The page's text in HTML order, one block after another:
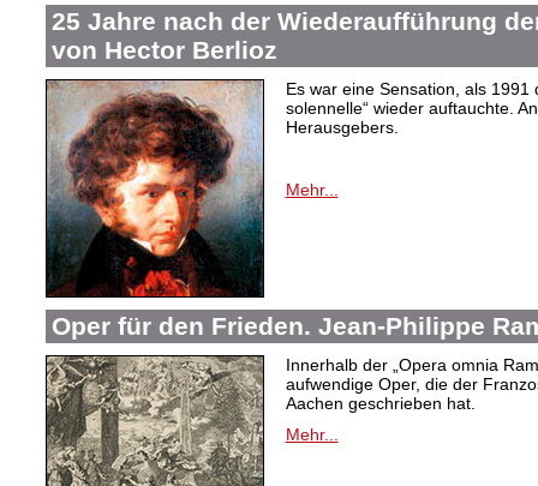
25 Jahre nach der Wiederaufführung
von Hector Berlioz
Es war eine Sensation, als 1991
solennelle“ wieder auftauchte.
Herausgebers.
Mehr...
Oper für den Frieden. Jean-Philippe
Innerhalb der „Opera omnia
aufwendige Oper, die der
Aachen geschrieben hat.
Mehr...